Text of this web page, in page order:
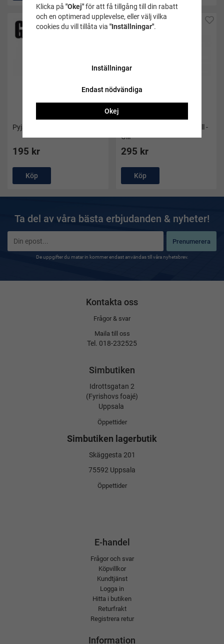
Pyjamasbyxor till dam - Gill
195 kr
Köp
Pyjamasset till dam i flanell -
Gill
295 kr
Köp
Ta del av våra bästa erbjudanden & nyheter!
Prenumerera
De uppgifter du matar in kommer endast användas till våra nyhetsbrev.
Kontakta oss
Frågor & svar
Maila till oss
Tel. 018-232525
Simbutiken
Idrottsgatan 2
(Fyrishovs foajé)
Uppsala
Öppettider
Simbutiken lagerbutik
Skäggesta 201
75592 Uppsala
Öppettider
E-handel
Frågor och svar
Köpvillkor
Kundtjänst
Logga in
Hitta i butiken
Returfrakt
Registrera retur
Information
Klicka på "Okej"för att få tillgång till din rabatt
och en optimerad upplevelse, eller välj vilka
cookies du vill tillåta via "Inställningar".
Inställningar
Endast nödvändiga
Okej